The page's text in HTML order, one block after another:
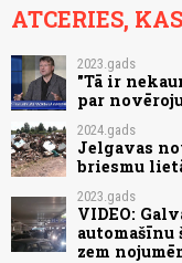
ATCERIES,
2023.gads
"Tā ir
par
2024.gads
Jelgavas
briesmu
2023.gads
VIDEO:
automašīnu
zem